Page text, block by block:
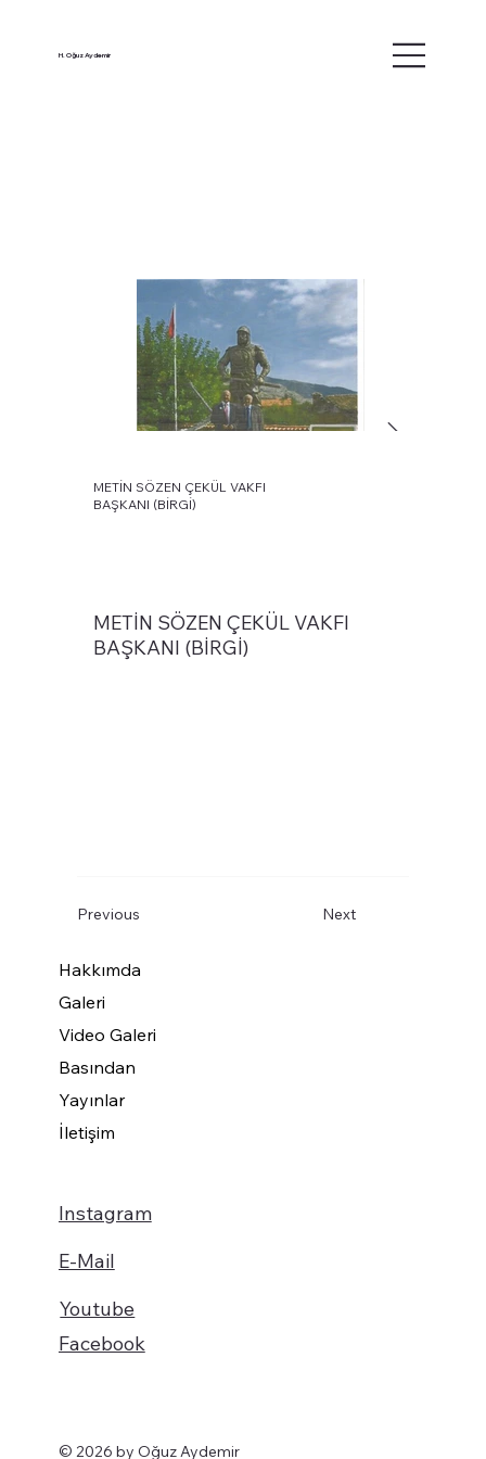
H. Oğuz Aydemir
METİN SÖZEN ÇEKÜL VAKFI
BAŞKANI (BİRGİ)
METİN SÖZEN ÇEKÜL VAKFI
BAŞKANI (BİRGİ)
Previous Next
Hakkımda
Galeri
Video Galeri
Basından
Yayınlar
İletişim
Instagram
Facebook
Youtube
E-Mail
© 2026 by Oğuz Aydemir